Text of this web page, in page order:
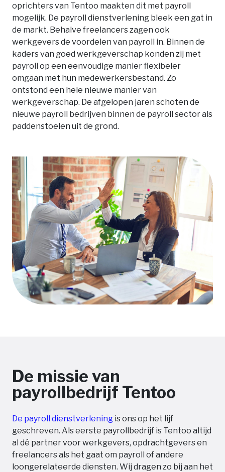
oprichters van Tentoo maakten dit met payroll
mogelijk. De payroll dienstverlening bleek een gat in
de markt. Behalve freelancers zagen ook
werkgevers de voordelen van payroll in. Binnen de
kaders van goed werkgeverschap konden zij met
payroll op een eenvoudige manier flexibeler
omgaan met hun medewerkersbestand. Zo
ontstond een hele nieuwe manier van
werkgeverschap. De afgelopen jaren schoten de
nieuwe payroll bedrijven binnen de payroll sector als
paddenstoelen uit de grond.
De missie van
payrollbedrijf Tentoo
De payroll dienstverlening is ons op het lijf
geschreven. Als eerste payrollbedrijf is Tentoo altijd
al dé partner voor werkgevers, opdrachtgevers en
freelancers als het gaat om payroll of andere
loongerelateerde diensten. Wij dragen zo bij aan het